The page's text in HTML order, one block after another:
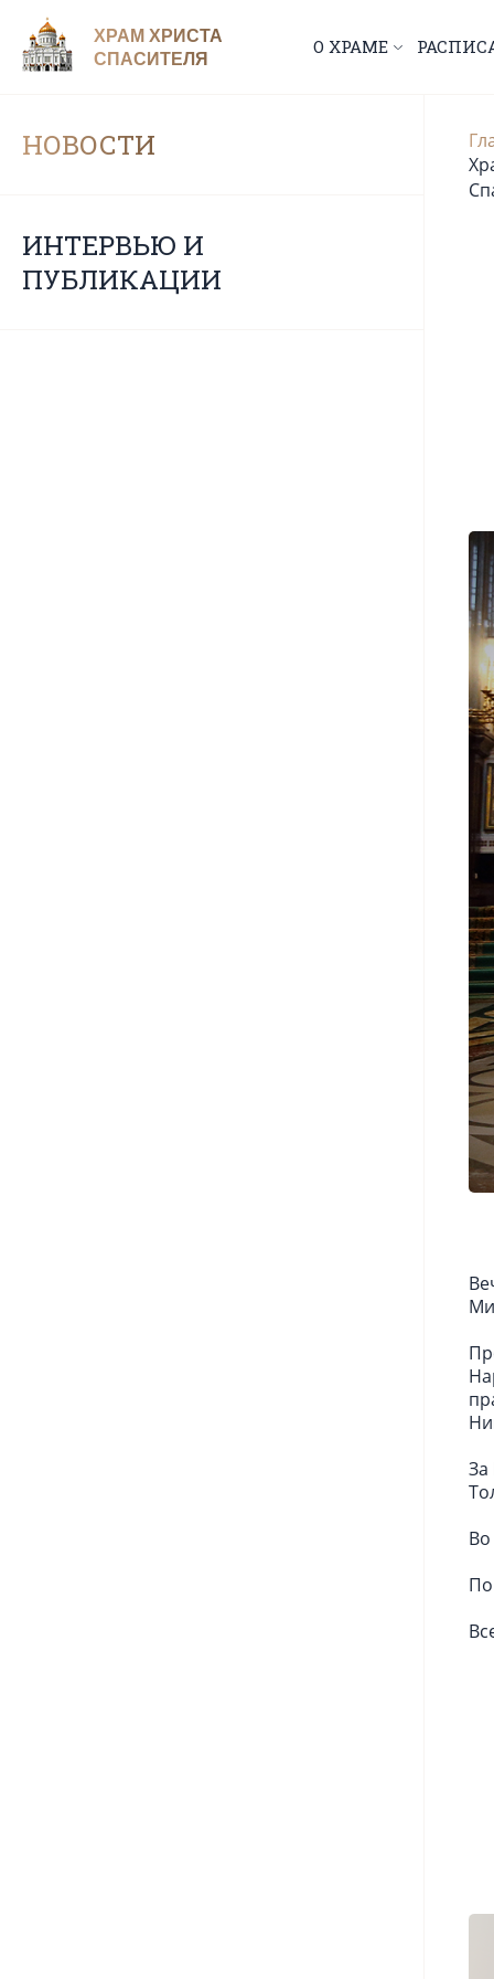
ХРАМ ХРИСТА
СПАСИТЕЛЯ
О ХРАМЕ
НОВОСТИ
ИНТЕРВЬЮ И
ПУБЛИКАЦИИ
За